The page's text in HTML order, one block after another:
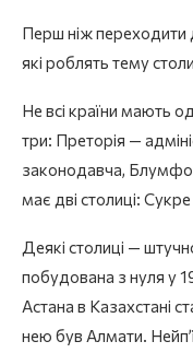
Перш ніж переходити
які роблять тему
Не всі країни мають
три: Преторія —
законодавча,
має дві столиці:
Деякі столиці —
побудована з нуля у
Астана в Казахстані
нею був Алмати.